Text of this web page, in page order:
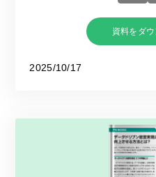
資料をダ
2025/10/17